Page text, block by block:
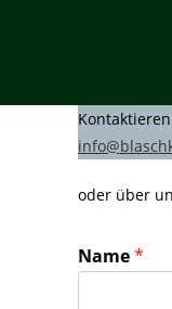
oder über
Name*